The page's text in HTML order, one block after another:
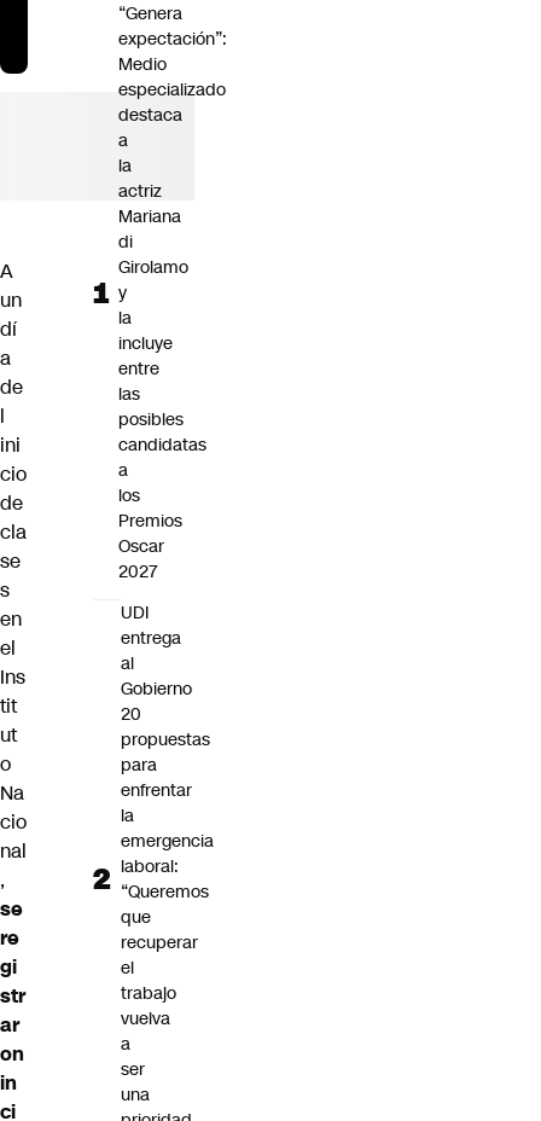
A
un
dí
a
de
l
ini
cio
de
cla
se
s
en
el
Ins
tit
ut
o
Na
cio
nal
,
se
re
gi
str
ar
on
in
ci
“Genera
expectación”:
Medio
especializado
destaca
a
la
actriz
Mariana
di
Girolamo
y
la
incluye
entre
las
posibles
candidatas
a
los
Premios
Oscar
2027
UDI
entrega
al
Gobierno
20
propuestas
para
enfrentar
la
emergencia
laboral:
“Queremos
que
recuperar
el
trabajo
vuelva
a
ser
una